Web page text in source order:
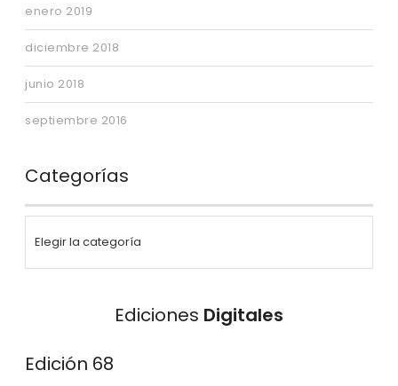
enero 2019
diciembre 2018
junio 2018
septiembre 2016
Categorías
Ediciones Digitales
Edición 68